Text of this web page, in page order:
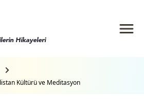
Hikayeleri
Kültürü ve Meditasyon